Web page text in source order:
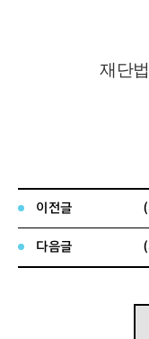
재단
이전글
다음글